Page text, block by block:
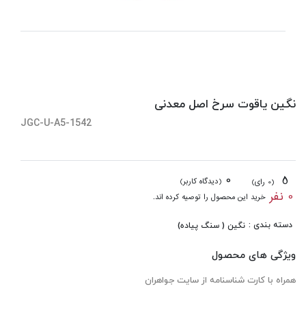
نگین یاقوت سرخ اصل معدنی
JGC-U-A5-1542
(0 رای) 0 (دیدگاه کاربر)
0 نفر خرید این محصول را توصیه کرده اند.
دسته بندی : نگین ( سنگ پیاده)
ویژگی های محصول
همراه با کارت شناسنامه از سایت جواهران